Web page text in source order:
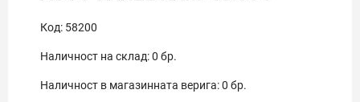
Код: 58200
Наличност на склад:0 бр.
Наличност в магазинната верига:0 бр.